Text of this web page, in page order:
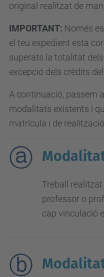
original realitzat de
IMPORTANT: Només
el teu expedient està
superats la totalitat
excepció dels crèdits del
A continuació, passem
modalitats existents i
matrícula i de
Treball
professor o
cap vinculació